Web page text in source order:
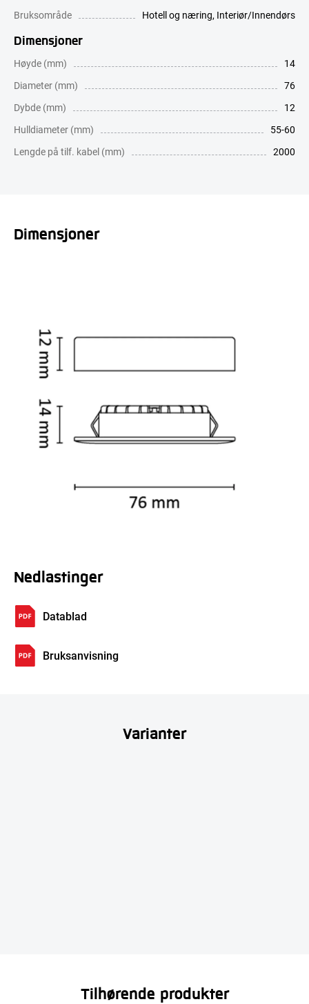
Bruksområde Hotell og næring, Interiør/Innendørs
Dimensjoner
Høyde (mm)
14
Diameter (mm)
76
Dybde (mm)
12
Hulldiameter (mm)
55-60
Lengde på tilf. kabel (mm)
2000
Dimensjoner
Nedlastinger
Datablad
Bruksanvisning
Varianter
Tilhørende produkter